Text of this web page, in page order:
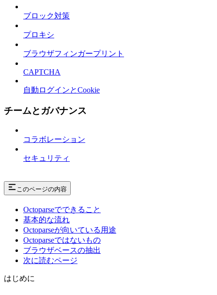
ブロック対策
プロキシ
ブラウザフィンガープリント
CAPTCHA
自動ログインとCookie
チームとガバナンス
コラボレーション
セキュリティ
このページの内容
Octoparseでできること
基本的な流れ
Octoparseが向いている用途
Octoparseではないもの
ブラウザベースの抽出
次に読むページ
はじめに